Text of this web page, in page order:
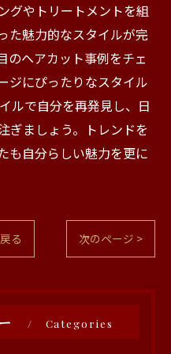
グやトリートメントを組
た魅力的なスタイルが完
のヘアカット事例をチェ
ジにぴったりなスタイル
ルで自分を再発見し、日
ぎましょう。トレンドを
も自分らしい魅力を更に
る 次のページ >
Categories